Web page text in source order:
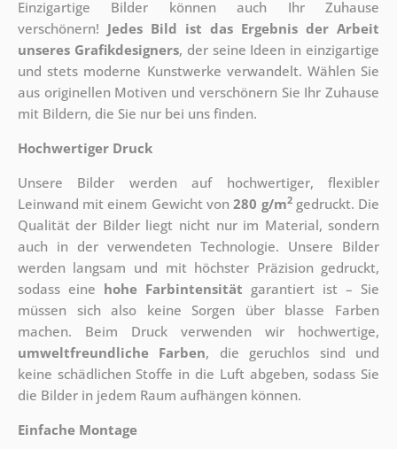
Einzigartige Bilder können auch Ihr Zuhause
verschönern! Jedes Bild ist das Ergebnis der Arbeit
unseres Grafikdesigners, der seine Ideen in einzigartige
und stets moderne Kunstwerke verwandelt. Wählen Sie
aus originellen Motiven und verschönern Sie Ihr Zuhause
mit Bildern, die Sie nur bei uns finden.
Hochwertiger Druck
Unsere Bilder werden auf hochwertiger, flexibler
Leinwand mit einem Gewicht von280 g/m2gedruckt. Die
Qualität der Bilder liegt nicht nur im Material, sondern
auch in der verwendeten Technologie. Unsere Bilder
werden langsam und mit höchster Präzision gedruckt,
sodass eine hohe Farbintensität garantiert ist – Sie
müssen sich also keine Sorgen über blasse Farben
machen. Beim Druck verwenden wir hochwertige,
umweltfreundliche Farben, die geruchlos sind und
keine schädlichen Stoffe in die Luft abgeben, sodass Sie
die Bilder in jedem Raum aufhängen können.
Einfache Montage